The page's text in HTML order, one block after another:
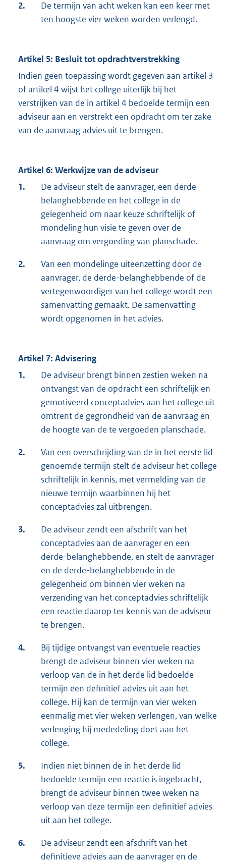
2.
De termijn van acht weken kan een keer met
ten hoogste vier weken worden verlengd.
Artikel 5: Besluit tot opdrachtverstrekking
Indien geen toepassing wordt gegeven aan artikel 3
of artikel 4 wijst het college uiterlijk bij het
verstrijken van de in artikel 4 bedoelde termijn een
adviseur aan en verstrekt een opdracht om ter zake
van de aanvraag advies uit te brengen.
Artikel 6: Werkwijze van de adviseur
1.
De adviseur stelt de aanvrager, een derde-
belanghebbende en het college in de
gelegenheid om naar keuze schriftelijk of
mondeling hun visie te geven over de
aanvraag om vergoeding van planschade.
2.
Van een mondelinge uiteenzetting door de
aanvrager, de derde-belanghebbende of de
vertegenwoordiger van het college wordt een
samenvatting gemaakt. De samenvatting
wordt opgenomen in het advies.
Artikel 7: Advisering
1.
De adviseur brengt binnen zestien weken na
ontvangst van de opdracht een schriftelijk en
gemotiveerd conceptadvies aan het college uit
omtrent de gegrondheid van de aanvraag en
de hoogte van de te vergoeden planschade.
2.
Van een overschrijding van de in het eerste lid
genoemde termijn stelt de adviseur het college
schriftelijk in kennis, met vermelding van de
nieuwe termijn waarbinnen hij het
conceptadvies zal uitbrengen.
3.
De adviseur zendt een afschrift van het
conceptadvies aan de aanvrager en een
derde-belanghebbende, en stelt de aanvrager
en de derde-belanghebbende in de
gelegenheid om binnen vier weken na
verzending van het conceptadvies schriftelijk
een reactie daarop ter kennis van de adviseur
te brengen.
4.
Bij tijdige ontvangst van eventuele reacties
brengt de adviseur binnen vier weken na
verloop van de in het derde lid bedoelde
termijn een definitief advies uit aan het
college. Hij kan de termijn van vier weken
eenmalig met vier weken verlengen, van welke
verlenging hij mededeling doet aan het
college.
5.
Indien niet binnen de in het derde lid
bedoelde termijn een reactie is ingebracht,
brengt de adviseur binnen twee weken na
verloop van deze termijn een definitief advies
uit aan het college.
6.
De adviseur zendt een afschrift van het
definitieve advies aan de aanvrager en de